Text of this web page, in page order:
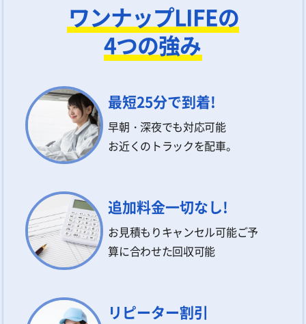
ワンナップLIFEの
4つの強み
最短25分で到着!
早朝・深夜でも対応可能
お近くのトラックを配車。
追加料金一切なし!
お見積もりキャンセル可能ご予
算に合わせた回収可能
リピーター割引